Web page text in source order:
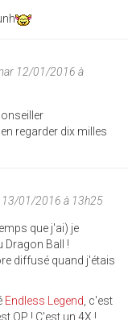
12/01/2016 à
regarder dix milles
13/01/2016 à 13h25
que j'ai) je
Dragon Ball !
diffusé quand j'étais
Endless Legend, c'est
OP ! C'est un 4X !